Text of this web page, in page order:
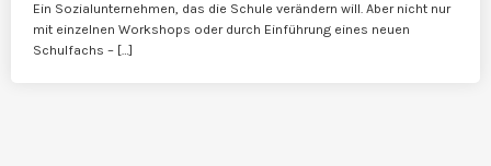
Ein Sozialunternehmen, das die Schule verändern will. Aber nicht nur
mit einzelnen Workshops oder durch Einführung eines neuen
Schulfachs – […]